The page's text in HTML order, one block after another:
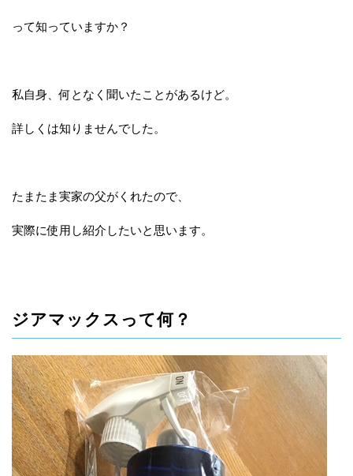
って知っていますか？
私自身、何となく聞いたことがあるけど。
詳しくは知りませんでした。
たまたま実家の父がくれたので、
実際に使用し紹介したいと思います。
ジアマックスって何？